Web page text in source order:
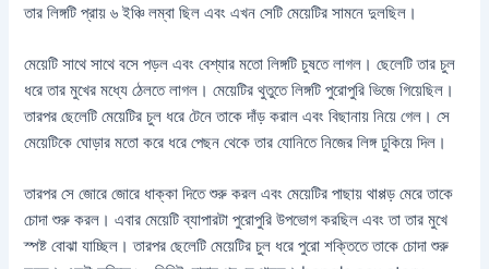
তার লিঙ্গটি প্রায় ৬ ইঞ্চি লম্বা ছিল এবং এখন সেটি মেয়েটির সামনে দুলছিল।
মেয়েটি সাথে সাথে বসে পড়ল এবং বেশ্যার মতো লিঙ্গটি চুষতে লাগল। ছেলেটি তার চুল
ধরে তার মুখের মধ্যে ঠেলতে লাগল। মেয়েটির থুতুতে লিঙ্গটি পুরোপুরি ভিজে গিয়েছিল।
তারপর ছেলেটি মেয়েটির চুল ধরে টেনে তাকে দাঁড় করাল এবং বিছানায় নিয়ে গেল। সে
মেয়েটিকে ঘোড়ার মতো করে ধরে পেছন থেকে তার যোনিতে নিজের লিঙ্গ ঢুকিয়ে দিল।
তারপর সে জোরে জোরে ধাক্কা দিতে শুরু করল এবং মেয়েটির পাছায় থাপ্পড় মেরে তাকে
চোদা শুরু করল। এবার মেয়েটি ব্যাপারটা পুরোপুরি উপভোগ করছিল এবং তা তার মুখে
স্পষ্ট বোঝা যাচ্ছিল। তারপর ছেলেটি মেয়েটির চুল ধরে পুরো শক্তিতে তাকে চোদা শুরু